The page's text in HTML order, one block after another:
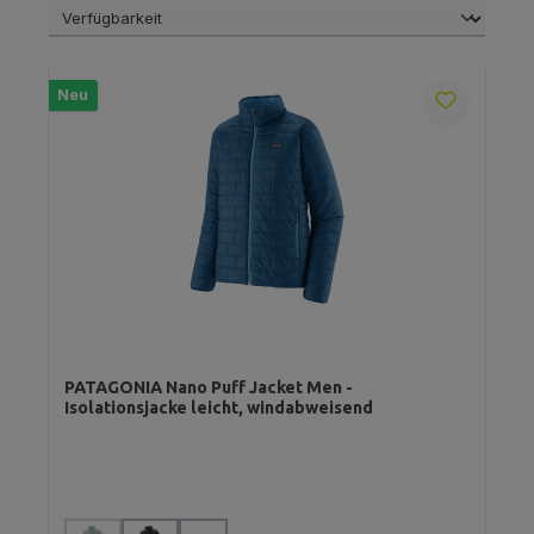
Neu
PATAGONIA Nano Puff Jacket Men -
Isolationsjacke leicht, windabweisend